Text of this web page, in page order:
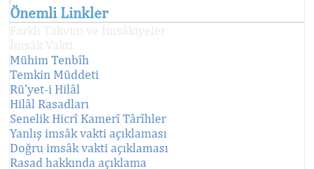
Önemli Linkler
İmsâk Vakti
Mühim Tenbîh
Temkin Müddeti
Rü'yet-i Hilâl
Hilâl Rasadları
Senelik Hicrî Kamerî Târîhler
Yanlış imsâk vakti açıklaması
Doğru imsâk vakti açıklaması
Rasad hakkında açıklama